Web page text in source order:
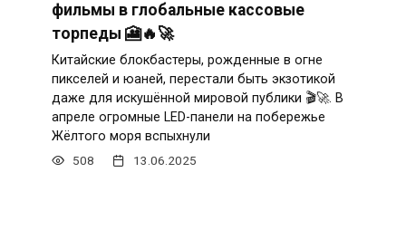
фильмы в глобальные кассовые
торпеды 🎦🔥🚀
Китайские блокбастеры, рожденные в огне
пикселей и юаней, перестали быть экзотикой
даже для искушённой мировой публики 🎬🚀. В
апреле огромные LED-панели на побережье
Жёлтого моря вспыхнули
508 13.06.2025